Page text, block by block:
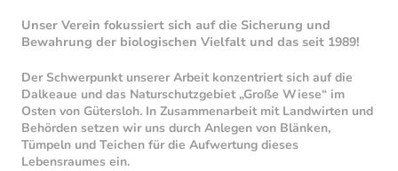
Unser Verein fokussiert sich auf die Sicherung und
Bewahrung der biologischen Vielfalt und das seit 1989!
Der Schwerpunkt unserer Arbeit konzentriert sich auf die
Dalkeaue und das Naturschutzgebiet „Große Wiese“ im
Osten von Gütersloh. In Zusammenarbeit mit Landwirten und
Behörden setzen wir uns durch Anlegen von Blänken,
Tümpeln und Teichen für die Aufwertung dieses
Lebensraumes ein.